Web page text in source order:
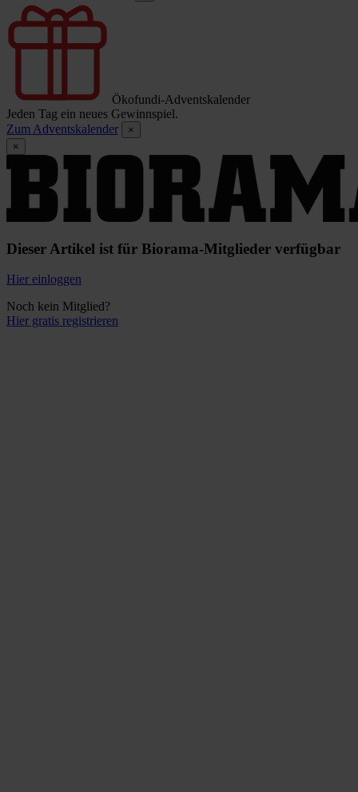
Ökofundi-Adventskalender
Jeden Tag ein neues Gewinnspiel.
Zum Adventskalender
×
×
Dieser Artikel ist für Biorama-Mitglieder verfügbar
Hier einloggen
Noch kein Mitglied?
Hier gratis registrieren